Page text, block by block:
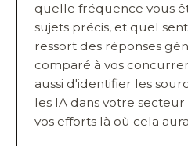
quelle fréquence vous
sujets précis, et quel
ressort des réponses
comparé à vos
aussi d'identifier les
les IA dans votre
vos efforts là où cela